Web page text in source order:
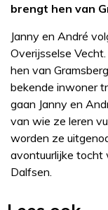
brengt hen van
Janny en André
Overijsselse
hen van
bekende inwoner
gaan Janny en
van wie ze leren
worden ze
avontuurlijke
Dalfsen.